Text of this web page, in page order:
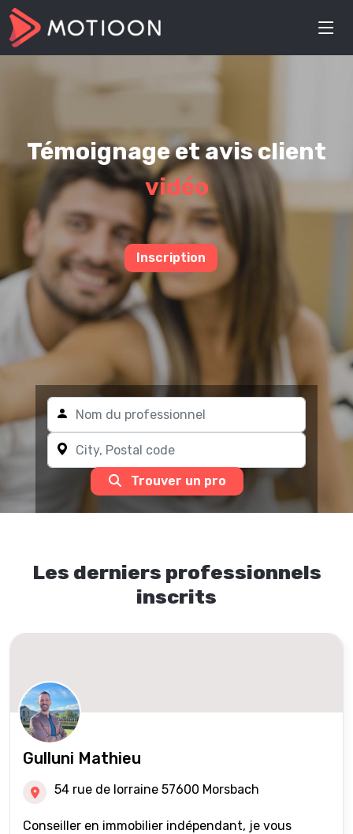
Témoignage et avis client
vidéo
Inscription
Trouver un pro
Les derniers professionnels
inscrits
Gulluni Mathieu
54 rue de lorraine 57600 Morsbach
Conseiller en immobilier indépendant, je vous